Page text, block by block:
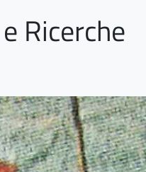
Ricerche